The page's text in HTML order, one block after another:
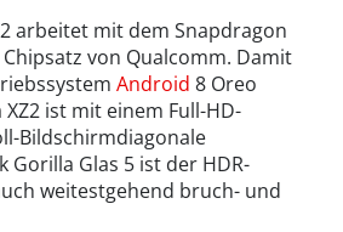
arbeitet mit dem Snapdragon
von Qualcomm. Damit
Android 8 Oreo
ist mit einem Full-HD-
Bildschirmdiagonale
Gorilla Glas 5 ist der HDR-
weitestgehend bruch- und